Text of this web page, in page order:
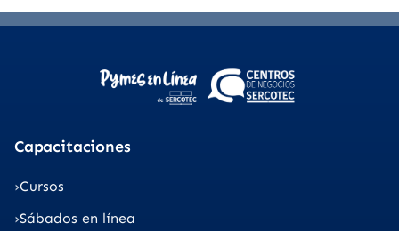
Capacitaciones
Cursos
Sábados en línea